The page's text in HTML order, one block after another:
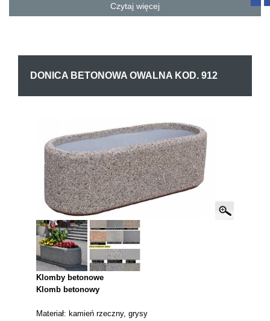
Czytaj więcej
DONICA BETONOWA OWALNA KOD. 912
Klomby betonowe
Klomb betonowy
Materiał: kamień rzeczny, grysy